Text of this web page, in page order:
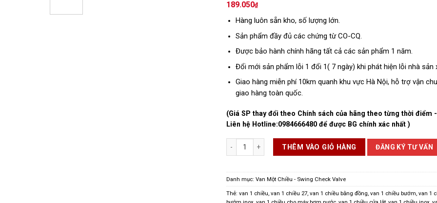
189.050₫
Hàng luôn sẵn kho, số lượng lớn.
Sản phẩm đầy đủ các chứng từ CO-CQ.
Được bảo hành chính hãng tất cả các sản phẩm 1 năm.
Đổi mới sản phẩm lỗi 1 đổi 1( 7 ngày) khi phát hiện lỗi nhà sản
Giao hàng miễn phí 10km quanh khu vực Hà Nội, hỗ trợ vận
giao hàng toàn quốc.
(Giá SP thay đổi theo Chính sách của hãng theo từng thời điểm
Liên hệ Hotline:0984666480 để được BG chính xác nhất )
Van 1 Chiều Lá Lật số lượng
THÊM VÀO GIỎ HÀNG ĐĂNG KÝ TƯ VẤN
Danh mục:Van Một Chiều - Swing Check Valve
Thẻ:van 1 chiều,van 1 chiều 27,van 1 chiều bằng đồng,van 1 chiều bướm,van 1